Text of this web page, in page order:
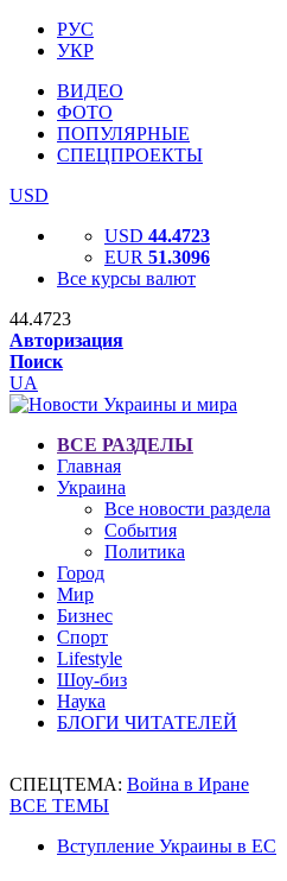
РУС
УКР
ВИДЕО
ФОТО
ПОПУЛЯРНЫЕ
СПЕЦПРОЕКТЫ
USD
USD 44.4723
EUR 51.3096
Все курсы валют
44.4723
Авторизация
Поиск
UA
ВСЕ РАЗДЕЛЫ
Главная
Украина
Все новости раздела
События
Политика
Город
Мир
Бизнес
Спорт
Lifestyle
Шоу-биз
Наука
БЛОГИ ЧИТАТЕЛЕЙ
СПЕЦТЕМА: Война в Иране
ВСЕ ТЕМЫ
Вступление Украины в ЕС